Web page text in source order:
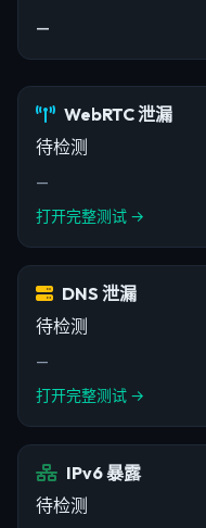
—
WebRTC 泄漏
待检测
—
打开完整测试 →
DNS 泄漏
待检测
—
打开完整测试 →
IPv6 暴露
待检测